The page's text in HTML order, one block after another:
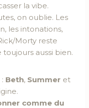
la vibe.
on oublie. Les
les intonations,
Morty reste
aussi bien.
Beth, Summer et
comme du